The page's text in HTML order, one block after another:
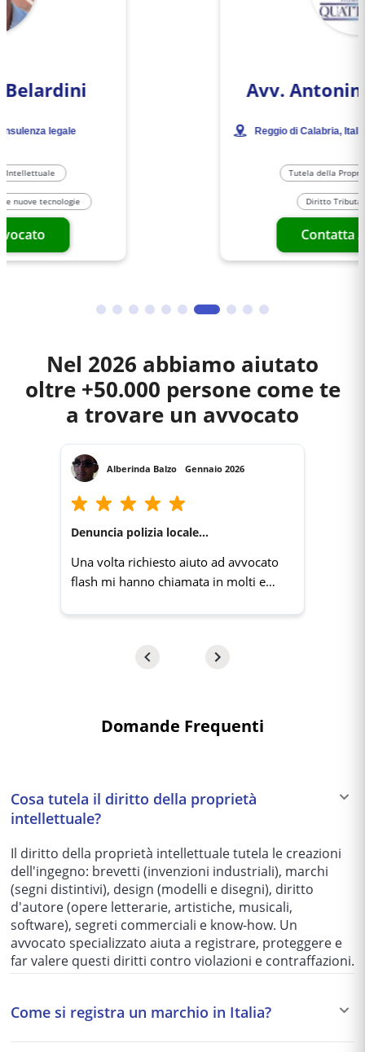
Avv. Antonino Quattrone
Reggio di Calabria Consulenza legale
Nel 2026 abbiamo aiutato
oltre +50.000 persone come te
a trovare un avvocato
Alberinda Balzo Gennaio 2026
Denuncia polizia locale...
Una volta richiesto aiuto ad avvocato
flash mi hanno chiamata in molti e
utile.
Domande Frequenti
Cosa tutela il diritto della proprietà
intellettuale?
Il diritto della proprietà intellettuale tutela le creazioni
dell'ingegno: brevetti (invenzioni industriali), marchi
(segni distintivi), design (modelli e disegni), diritto
d'autore (opere letterarie, artistiche, musicali,
software), segreti commerciali e know-how. Un
avvocato specializzato aiuta a registrare, proteggere e
far valere questi diritti contro violazioni e contraffazioni.
Come si registra un marchio in Italia?